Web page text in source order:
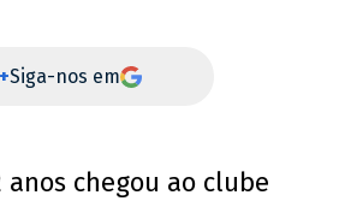
+Siga-nos em
chegou ao clube